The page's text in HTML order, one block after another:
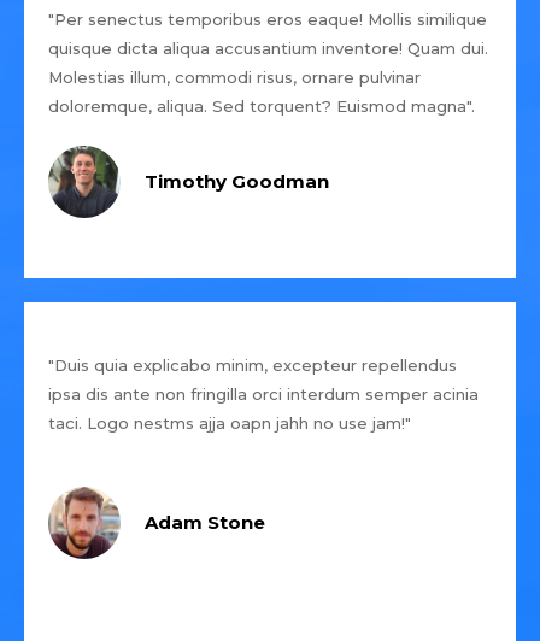
"Per senectus temporibus eros eaque! Mollis similique
quisque dicta aliqua accusantium inventore! Quam dui.
Molestias illum, commodi risus, ornare pulvinar
doloremque, aliqua. Sed torquent? Euismod magna".
Timothy Goodman
"Duis quia explicabo minim, excepteur repellendus
ipsa dis ante non fringilla orci interdum semper acinia
taci. Logo nestms ajja oapn jahh no use jam!"
Adam Stone